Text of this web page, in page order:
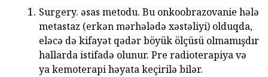
Surgery. əsas metodu. Bu onkoobrazovanie hələ
metastaz (erkən mərhələdə xəstəliyi) olduqda,
eləcə də kifayət qədər böyük ölçüsü olmamışdır
hallarda istifadə olunur. Pre radioterapiya və
ya kemoterapi həyata keçirilə bilər.